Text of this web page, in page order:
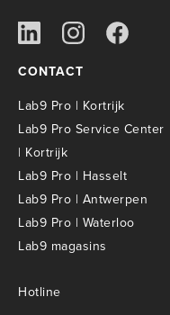
CONTACT
Lab9 Pro | Kortrijk
Lab9 Pro Service Center
| Kortrijk
Lab9 Pro | Hasselt
Lab9 Pro | Antwerpen
Lab9 Pro | Waterloo
Lab9 magasins
Hotline